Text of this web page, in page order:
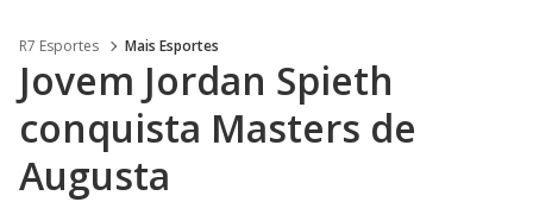
R7 Esportes Mais Esportes
Jovem Jordan Spieth
conquista Masters de
Augusta